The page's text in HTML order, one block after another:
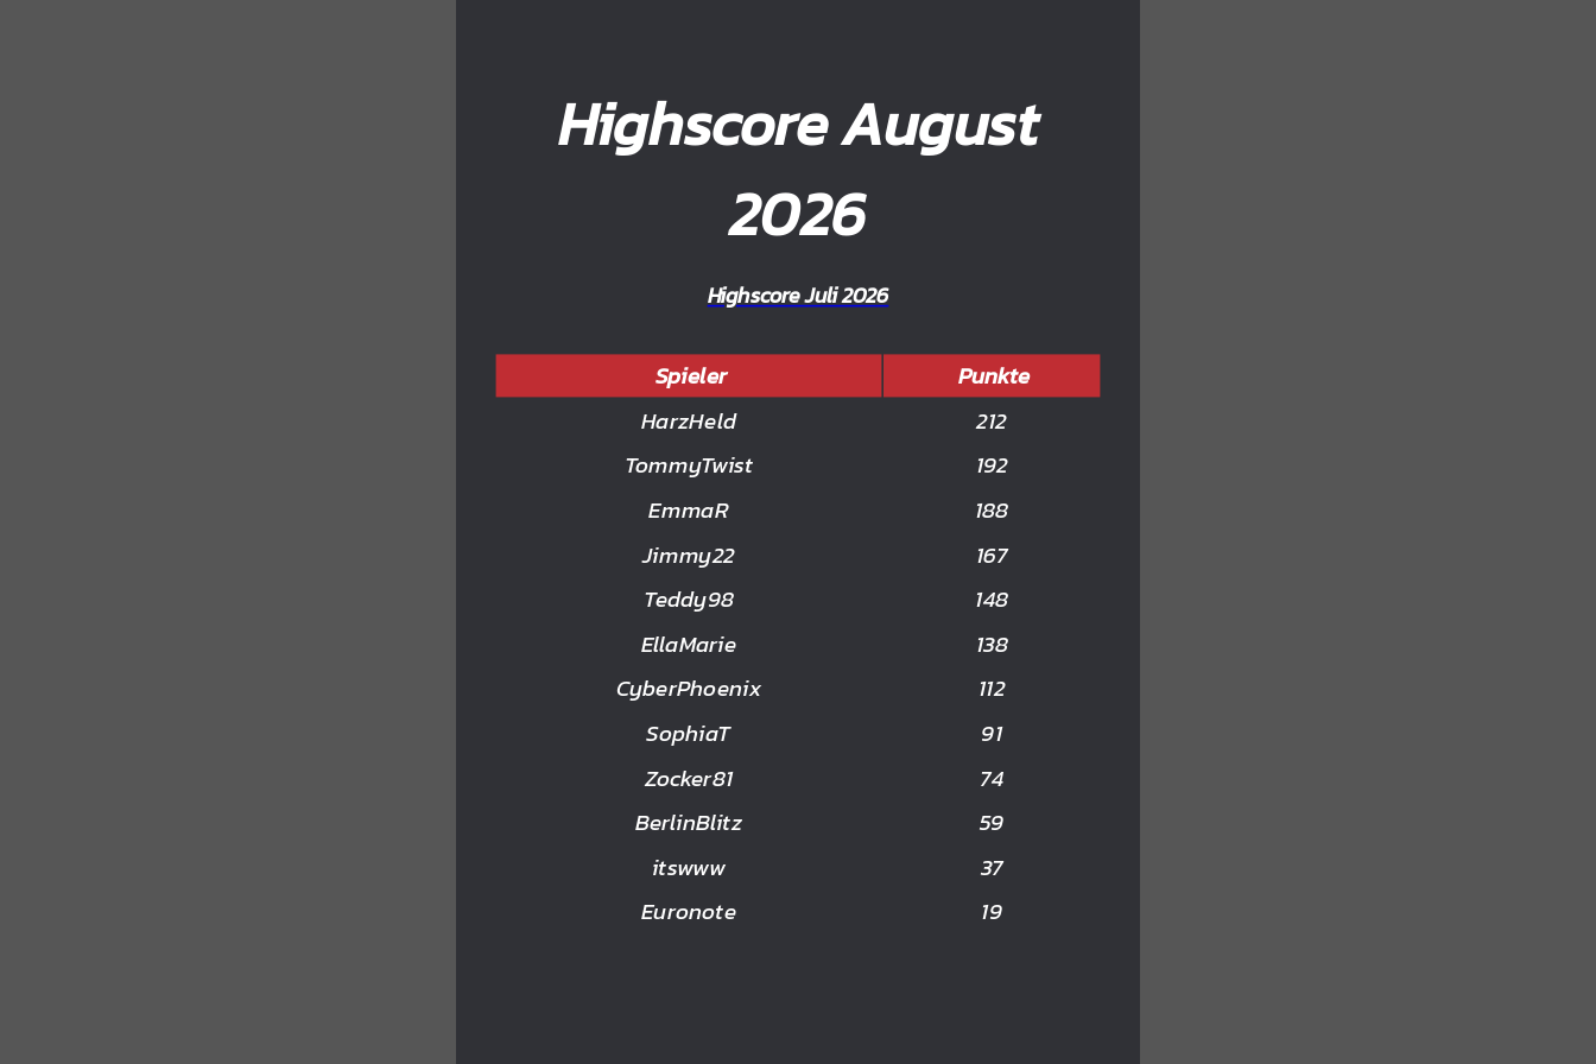
Highscore August
2026
Highscore Juli 2026
Spieler
Punkte
HarzHeld
212
TommyTwist
192
EmmaR
188
Jimmy22
167
Teddy98
148
EllaMarie
138
CyberPhoenix
112
SophiaT
91
Zocker81
74
BerlinBlitz
59
itswww
37
Euronote
19